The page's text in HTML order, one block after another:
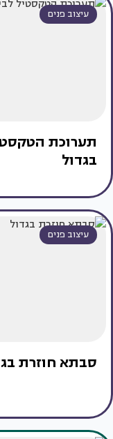
עיצוב פנים
בגדול
עיצוב פנים
סבתא חוזרת